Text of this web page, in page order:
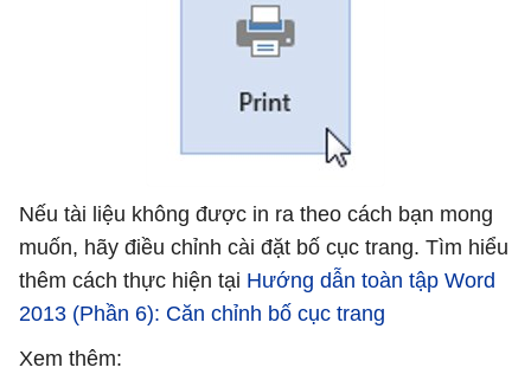
Nếu tài liệu không được in ra theo cách bạn mong
muốn, hãy điều chỉnh cài đặt bố cục trang. Tìm hiểu
thêm cách thực hiện tại Hướng dẫn toàn tập Word
2013 (Phần 6): Căn chỉnh bố cục trang
Xem thêm: